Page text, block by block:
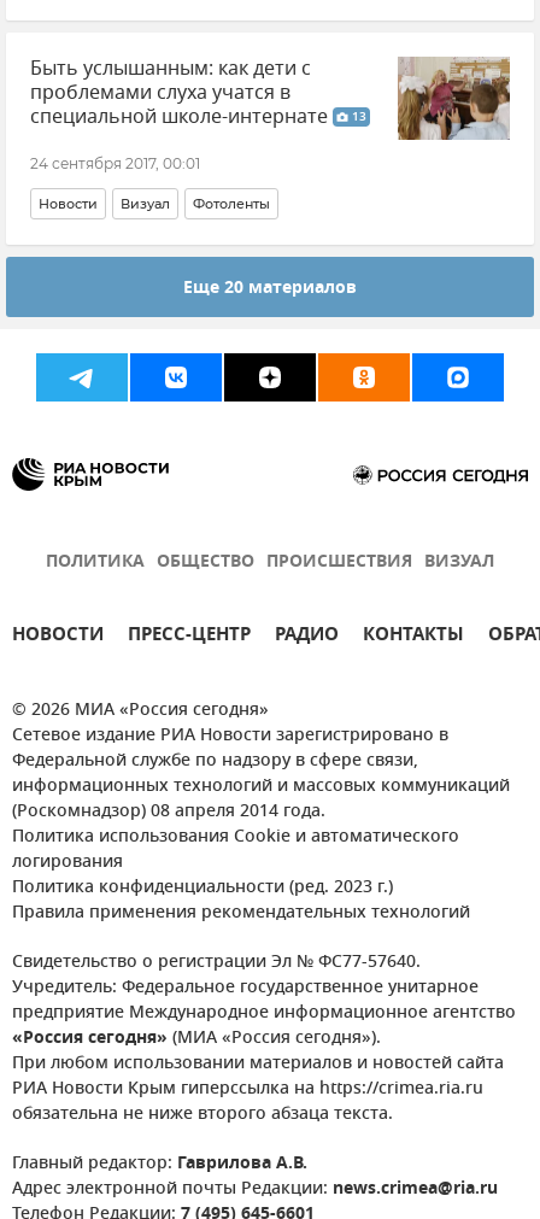
Быть услышанным: как дети с
проблемами слуха учатся в
специальной школе-интернате
13
24 сентября 2017, 00:01
Новости Визуал Фотоленты
Еще 20 материалов
ПОЛИТИКА ОБЩЕСТВО ПРОИСШЕСТВИЯ ВИЗУАЛ
НОВОСТИ ПРЕСС-ЦЕНТР РАДИО КОНТАКТЫ
© 2026 МИА «Россия сегодня»
Сетевое издание РИА Новости зарегистрировано в
Федеральной службе по надзору в сфере связи,
информационных технологий и массовых коммуникаций
(Роскомнадзор) 08 апреля 2014 года.
Политика использования Cookie и автоматического
логирования
Политика конфиденциальности (ред. 2023 г.)
Правила применения рекомендательных технологий
Свидетельство о регистрации Эл № ФС77-57640.
Учредитель: Федеральное государственное унитарное
предприятие Международное информационное агентство
«Россия сегодня» (МИА «Россия сегодня»).
При любом использовании материалов и новостей сайта
РИА Новости Крым гиперссылка на https://crimea.ria.ru
обязательна не ниже второго абзаца текста.
Главный редактор: Гаврилова А.В.
Адрес электронной почты Редакции: news.crimea@ria.ru